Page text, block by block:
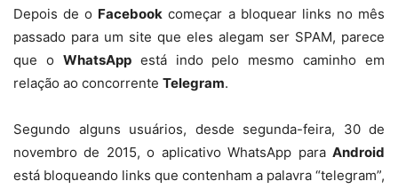
Depois de o Facebook começar a bloquear links no mês
passado para um site que eles alegam ser SPAM, parece
que o WhatsAppestá indo pelo mesmo caminho em
relação ao concorrente Telegram.
Segundo alguns usuários, desde segunda-feira, 30 de
novembro de 2015, o aplicativo WhatsApp para Android
está bloqueando links que contenham a palavra “telegram”,